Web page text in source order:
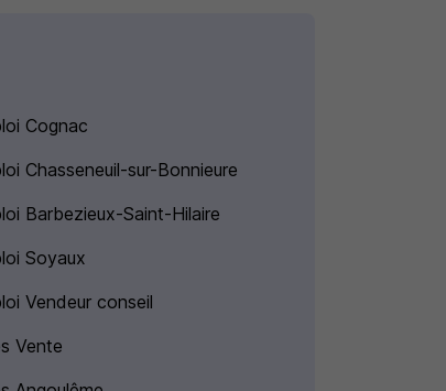
Cognac
Chasseneuil-sur-Bonnieure
Barbezieux-Saint-Hilaire
Soyaux
Vendeur conseil
Vente